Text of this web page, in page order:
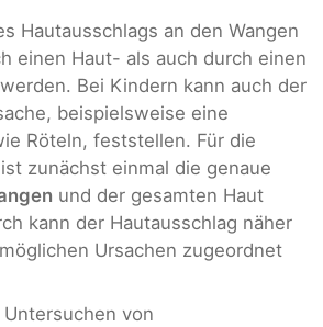
Hautausschlags an den Wangen
einen Haut- als auch durch einen
Bei Kindern kann auch der
beispielsweise eine
Röteln, feststellen. Für die
zunächst einmal die genaue
und der gesamten Haut
kann der Hautausschlag näher
Ursachen zugeordnet
von